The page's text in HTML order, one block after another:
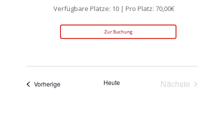
Verfügbare Plätze: 10 | Pro Platz: 70,00€
Zur Buchung
Vorherige VeranstaltungenHeute
Nächste